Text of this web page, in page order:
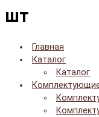
шт
Главная
Каталог
Каталог